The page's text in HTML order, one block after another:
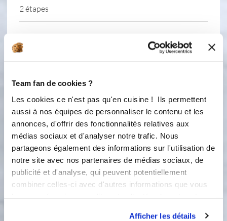
Team fan de cookies ?
Les cookies ce n'est pas qu'en cuisine ! Ils permettent
aussi à nos équipes de personnaliser le contenu et les
annonces, d'offrir des fonctionnalités relatives aux
médias sociaux et d'analyser notre trafic. Nous
partageons également des informations sur l'utilisation de
notre site avec nos partenaires de médias sociaux, de
publicité et d'analyse, qui peuvent potentiellement
combiner celles-ci avec d'autres informations que vous
Afficher les détails
2 étapes
Étalez les amandes effilés sur une est
ne soit pas trop colorés. Battre les
ce temps, Faire une caramel, dans une
casserole, mettre 180 gr de sucre
avec 3 cuil à soupe d'eau et chauffer
sans remuer jusqu’à coloration.
Accessoire(s) :